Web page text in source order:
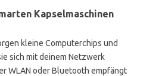
Kapselmaschinen
kleine Computerchips und
sich mit deinem Netzwerk
WLAN oder Bluetooth empfängt